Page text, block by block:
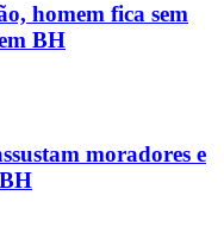
homem fica sem
BH
moradores e